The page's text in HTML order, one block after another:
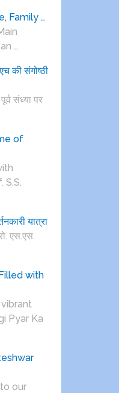
Family …
…
की संगोष्ठी
संध्या पर
of
S.S.
यात्रा
एस.एस.
with
Pyar Ka
our